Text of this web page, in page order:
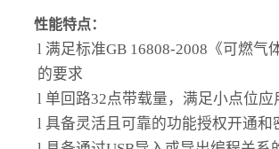
性能特点：
l 满足标准GB 16808-2008《可燃气
的要求
l 单回路32点带载量，满足小点位应
l 具备灵活且可靠的功能授权开通和